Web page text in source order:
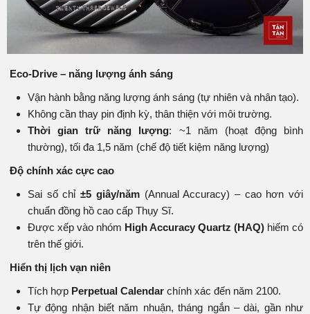
Eco-Drive – năng lượng ánh sáng
Vận hành bằng năng lượng ánh sáng (tự nhiên và nhân tạo).
Không cần thay pin định kỳ, thân thiện với môi trường.
Thời gian trữ năng lượng: ~1 năm (hoạt động bình
thường), tối đa 1,5 năm (chế độ tiết kiệm năng lượng)
Độ chính xác cực cao
Sai số chỉ±5 giây/năm(Annual Accuracy) – cao hơn với
chuẩn đồng hồ cao cấp Thụy Sĩ.
Được xếp vào nhóm High Accuracy Quartz (HAQ) hiếm có
trên thế giới.
Hiển thị lịch vạn niên
Tích hợp Perpetual Calendar chính xác đến năm 2100.
Tự động nhận biết năm nhuận, tháng ngắn – dài, gần như